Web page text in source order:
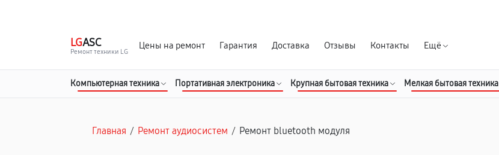
LGASC
Ремонт техники LG
Цены на ремонт Гарантия Доставка Отзывы Контакты Ещё
Компьютерная техника Портативная электроника Крупная бытовая техника Мелкая бытовая техника
Главная / Ремонт аудиосистем / Ремонт bluetooth модуля